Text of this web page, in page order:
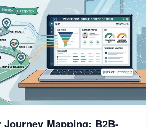
Journey Mapping: B2B-